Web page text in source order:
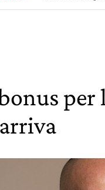
bonus